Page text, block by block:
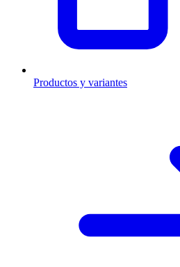
Productos y variantes